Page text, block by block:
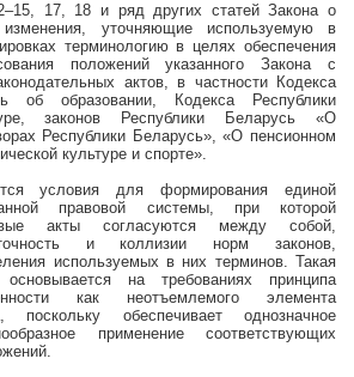
17, 18 и ряд других статей Закона о
изменения, уточняющие используемую в
терминологию в целях обеспечения
положений указанного Закона с
актов, в частности Кодекса
об образовании, Кодекса Республики
законов Республики Беларусь «О
Республики Беларусь», «О пенсионном
культуре и спорте».
условия для формирования единой
правовой системы, при которой
акты согласуются между собой,
и коллизии норм законов,
используемых в них терминов. Такая
основывается на требованиях принципа
как неотъемлемого элемента
поскольку обеспечивает однозначное
применение соответствующих